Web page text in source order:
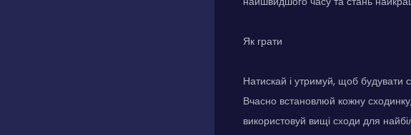
Як грати
Натискай і утримуй, щоб будувати
Вчасно встановлюй кожну
використовуй вищі сходи для